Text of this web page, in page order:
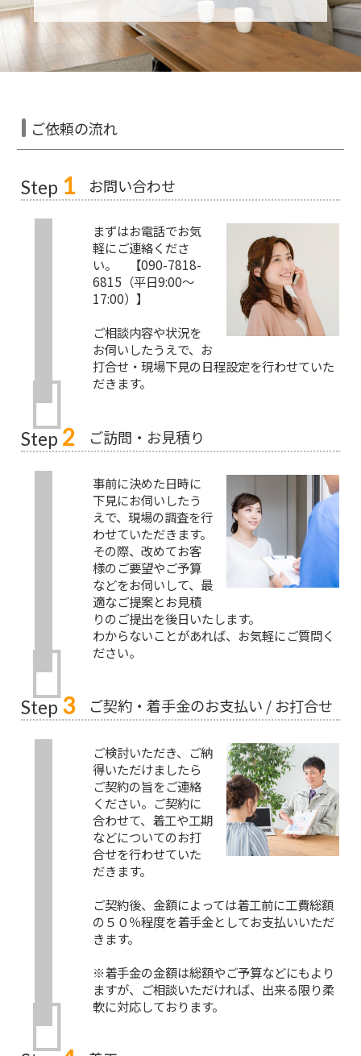
ご依頼の流れ
Step 1 お問い合わせ
まずはお電話でお気
軽にご連絡くださ
い。 【090-7818-
6815（平日9:00～
17:00）】
ご相談内容や状況を
お伺いしたうえで、お
打合せ・現場下見の日程設定を行わせていた
だきます。
Step 2 ご訪問・お見積り
事前に決めた日時に
下見にお伺いしたう
えで、現場の調査を行
わせていただきます。
その際、改めてお客
様のご要望やご予算
などをお伺いして、最
適なご提案とお見積
りのご提出を後日いたします。
わからないことがあれば、お気軽にご質問く
ださい。
Step 3 ご契約・着手金のお支払い / お打合せ
ご検討いただき、ご納
得いただけましたら
ご契約の旨をご連絡
ください。ご契約に
合わせて、着工や工期
などについてのお打
合せを行わせていた
だきます。
ご契約後、金額によっては着工前に工費総額
の５０％程度を着手金としてお支払いいただ
きます。
※着手金の金額は総額やご予算などにもより
ますが、ご相談いただければ、出来る限り柔
軟に対応しております。